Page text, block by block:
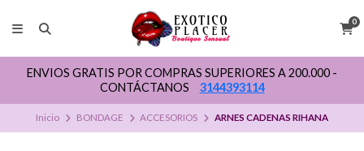
0
ENVIOS GRATIS POR COMPRAS SUPERIORES A 200.000 -
CONTÁCTANOS
3144393114
Inicio BONDAGE ACCESORIOS ARNES CADENAS RIHANA